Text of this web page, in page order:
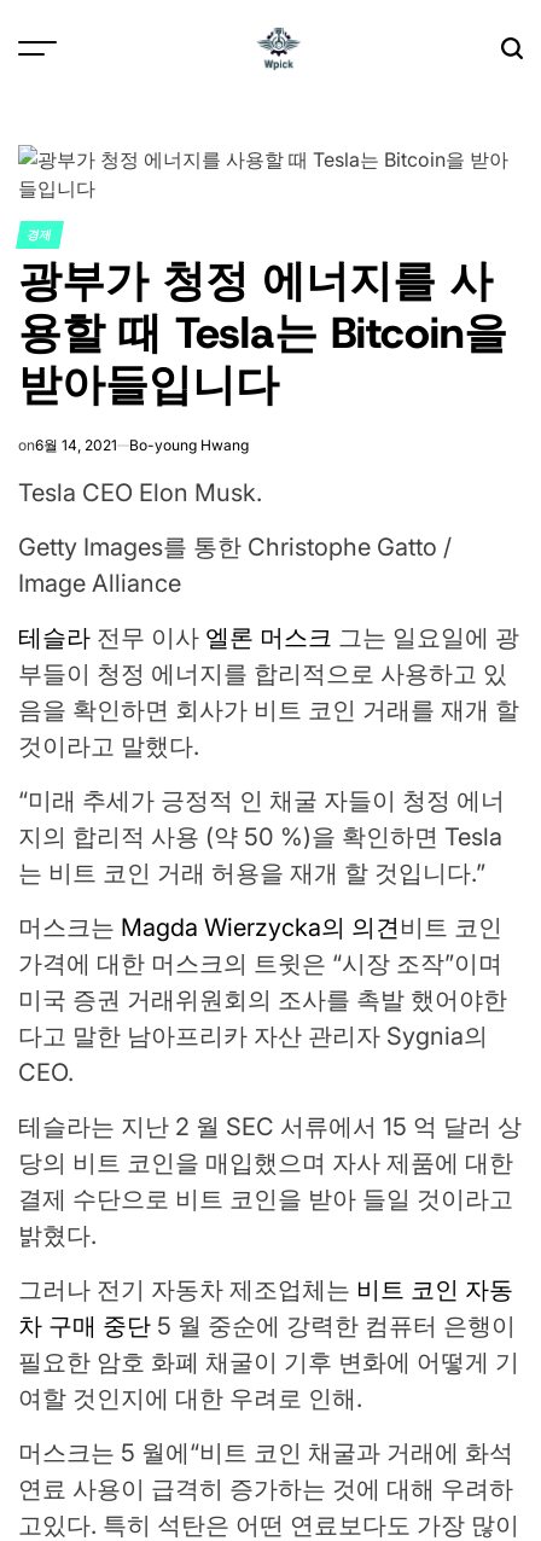
POSTED
IN
경제
광부가 청정 에너지를 사
용할 때 Tesla는 Bitcoin을
받아들입니다
on6월 14, 2021 Bo-young Hwang
Tesla CEO Elon Musk.
Getty Images를 통한 Christophe Gatto /
Image Alliance
테슬라 전무 이사 엘론 머스크 그는 일요일에 광
부들이 청정 에너지를 합리적으로 사용하고 있
음을 확인하면 회사가 비트 코인 거래를 재개 할
것이라고 말했다.
“미래 추세가 긍정적 인 채굴 자들이 청정 에너
지의 합리적 사용 (약 50 %)을 확인하면 Tesla
는 비트 코인 거래 허용을 재개 할 것입니다.”
머스크는 Magda Wierzycka의 의견 비트 코인
가격에 대한 머스크의 트윗은 “시장 조작”이며
미국 증권 거래위원회의 조사를 촉발 했어야한
다고 말한 남아프리카 자산 관리자 Sygnia의
CEO.
테슬라는 지난 2 월 SEC 서류에서 15 억 달러 상
당의 비트 코인을 매입했으며 자사 제품에 대한
결제 수단으로 비트 코인을 받아 들일 것이라고
밝혔다.
그러나 전기 자동차 제조업체는 비트 코인 자동
차 구매 중단 5 월 중순에 강력한 컴퓨터 은행이
필요한 암호 화폐 채굴이 기후 변화에 어떻게 기
여할 것인지에 대한 우려로 인해.
머스크는 5 월에“비트 코인 채굴과 거래에 화석
연료 사용이 급격히 증가하는 것에 대해 우려하
고있다. 특히 석탄은 어떤 연료보다도 가장 많이